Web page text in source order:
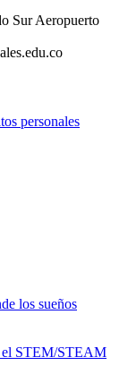
Sur Aeropuerto
personales
los sueños
el STEM/STEAM